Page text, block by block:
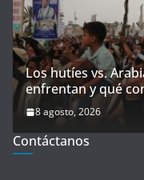
Los hutíes vs.
enfrentan y qué
8 agosto, 2026
Contáctanos